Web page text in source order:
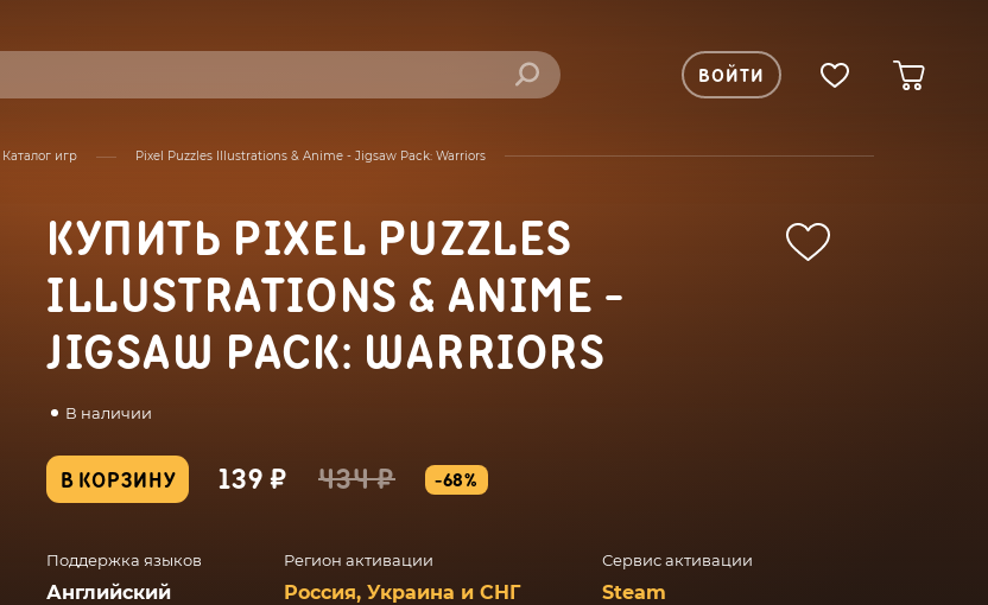
ВОЙТИ
Каталог игр Pixel Puzzles Illustrations & Anime - Jigsaw Pack: Warriors
КУПИТЬ PIXEL PUZZLES
ILLUSTRATIONS & ANIME -
JIGSAW PACK: WARRIORS
В наличии
В КОРЗИНУ 139 ₽ 434 ₽ -68%
Поддержка языков
Английский
Регион активации
Россия, Украина и СНГ
Сервис активации
Steam